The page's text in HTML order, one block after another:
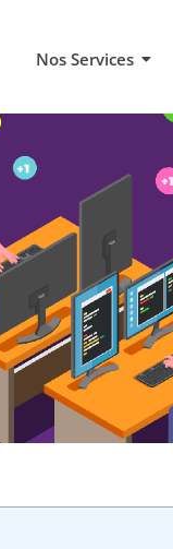
Nos Services